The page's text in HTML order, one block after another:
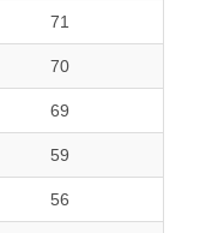
71
70
69
59
56